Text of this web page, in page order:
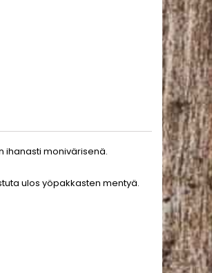
ihanasti monivärisenä.
ulos yöpakkasten mentyä.